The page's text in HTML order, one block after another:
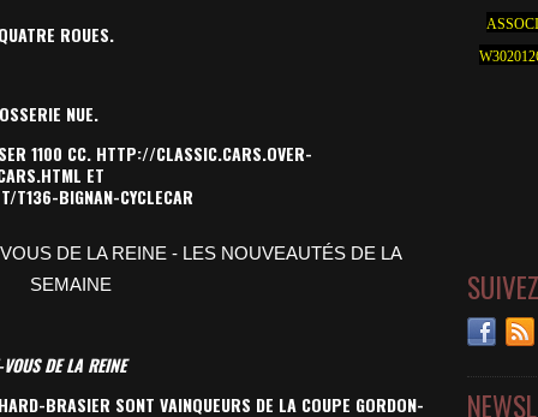
ROUES.
NUE.
1100 CC. HTTP://CLASSIC.CARS.OVER-
ET
T136-BIGNAN-CYCLECAR
DE LA REINE
BRASIER SONT VAINQUEURS DE LA COUPE GORDON-